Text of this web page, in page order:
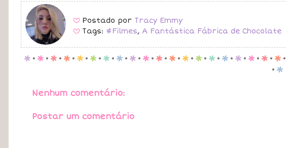
B Postado por Tracy Emmy
B Tags: #Filmes, A Fantástica Fábrica de Chocolate
p . p . p . p . p . p . p . p . p . p . p . p . p . p . p . p . p . p . p . p .
. p
Nenhum comentário:
Postar um comentário